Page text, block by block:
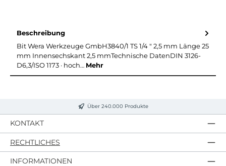
Beschreibung
Bit Wera Werkzeuge GmbH3840/1 TS 1/4 ″ 2,5 mm Länge 25
mm Innensechskant 2,5 mmTechnische DatenDIN 3126-
D6,3/ISO 1173 · hoch… Mehr
Über 240.000 Produkte
KONTAKT
RECHTLICHES
INFORMATIONEN